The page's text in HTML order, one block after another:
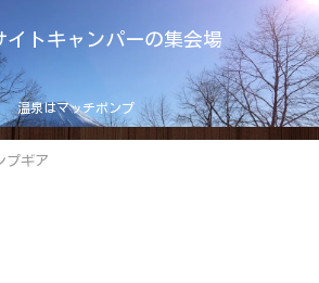
イトキャンパーの集会場
温泉はマッチポンプ
プギア